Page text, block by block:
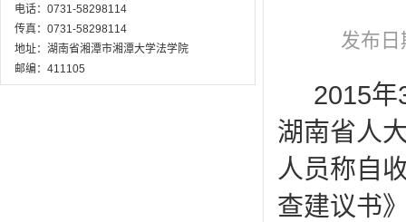
电话：0731-58298114
传真：0731-58298114
地址：湖南省湘潭市湘潭大学法学院
邮编：411105
发布日
2015年
湖南省人
人员称自
查建议书